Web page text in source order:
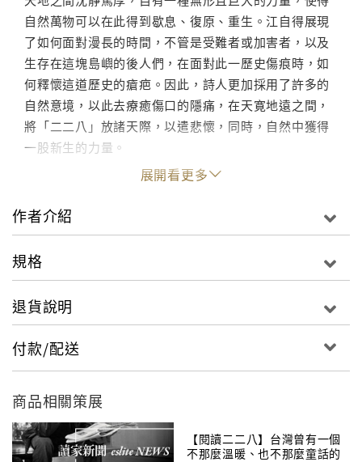
自然萬物可以在此得到歇息、復原、重生。江自得展現
了如何面對漫長的時間，不管是受難者或加害者，以及
生存在這塊島嶼的後人們，在面對此一歷史傷痕時，如
何釋懷這道歷史的瘡疤。因此，詩人更加採用了許多的
自然意境，以此去療癒傷口的隱痛，在天寛地遠之間，
將「二二八」放諸天際，以遣悲懷，同時，自然中獲得
一股新生的力量。
展開看更多
作者介紹
規格
退貨說明
付款/配送
商品相關策展
【閱讀二二八】台灣曾有一個
不那麼溫暖、也不那麼童話的